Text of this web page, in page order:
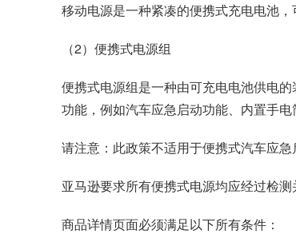
移动电源是一种紧凑的便携式充电电池
（2）便携式电源组
便携式电源组是一种由可充电电池供电
功能，例如汽车应急启动功能、内置手
请注意：此政策不适用于便携式汽车应急
亚马逊要求所有便携式电源均应经过检
商品详情页面必须满足以下所有条件：